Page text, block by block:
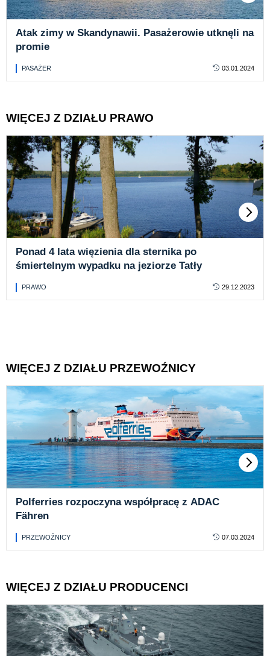
Atak zimy w Skandynawii. Pasażerowie utknęli na
promie
PASAŻER 03.01.2024
WIĘCEJ Z DZIAŁU PRAWO
Ponad 4 lata więzienia dla sternika po
śmiertelnym wypadku na jeziorze Tatły
PRAWO 29.12.2023
WIĘCEJ Z DZIAŁU PRZEWOŹNICY
Polferries rozpoczyna współpracę z ADAC
Fähren
PRZEWOŹNICY 07.03.2024
WIĘCEJ Z DZIAŁU PRODUCENCI